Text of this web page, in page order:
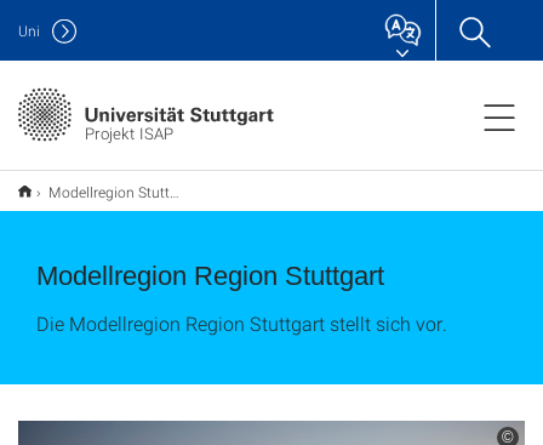
Projekt ISAP
Uni
Modellregion Stuttgart
Modellregion Region Stuttgart
Die Modellregion Region Stuttgart stellt sich vor.
©